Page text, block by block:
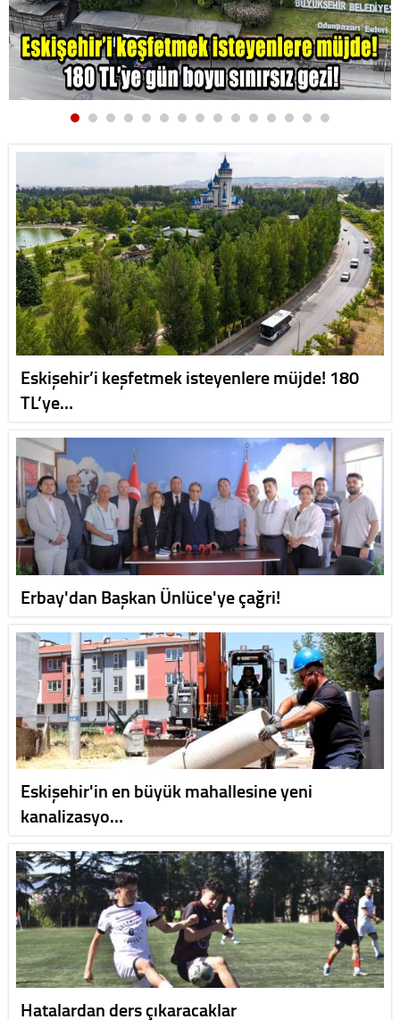
Eskişehir’i keşfetmek isteyenlere müjde! 180
TL’ye…
Erbay'dan Başkan Ünlüce'ye çağri!
Eskişehir'in en büyük mahallesine yeni
kanalizasyo…
Hatalardan ders çıkaracaklar